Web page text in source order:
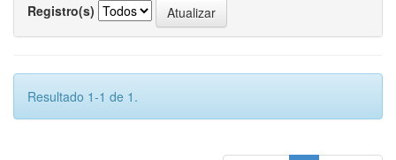
Registro(s)
Resultado 1-1 de 1.